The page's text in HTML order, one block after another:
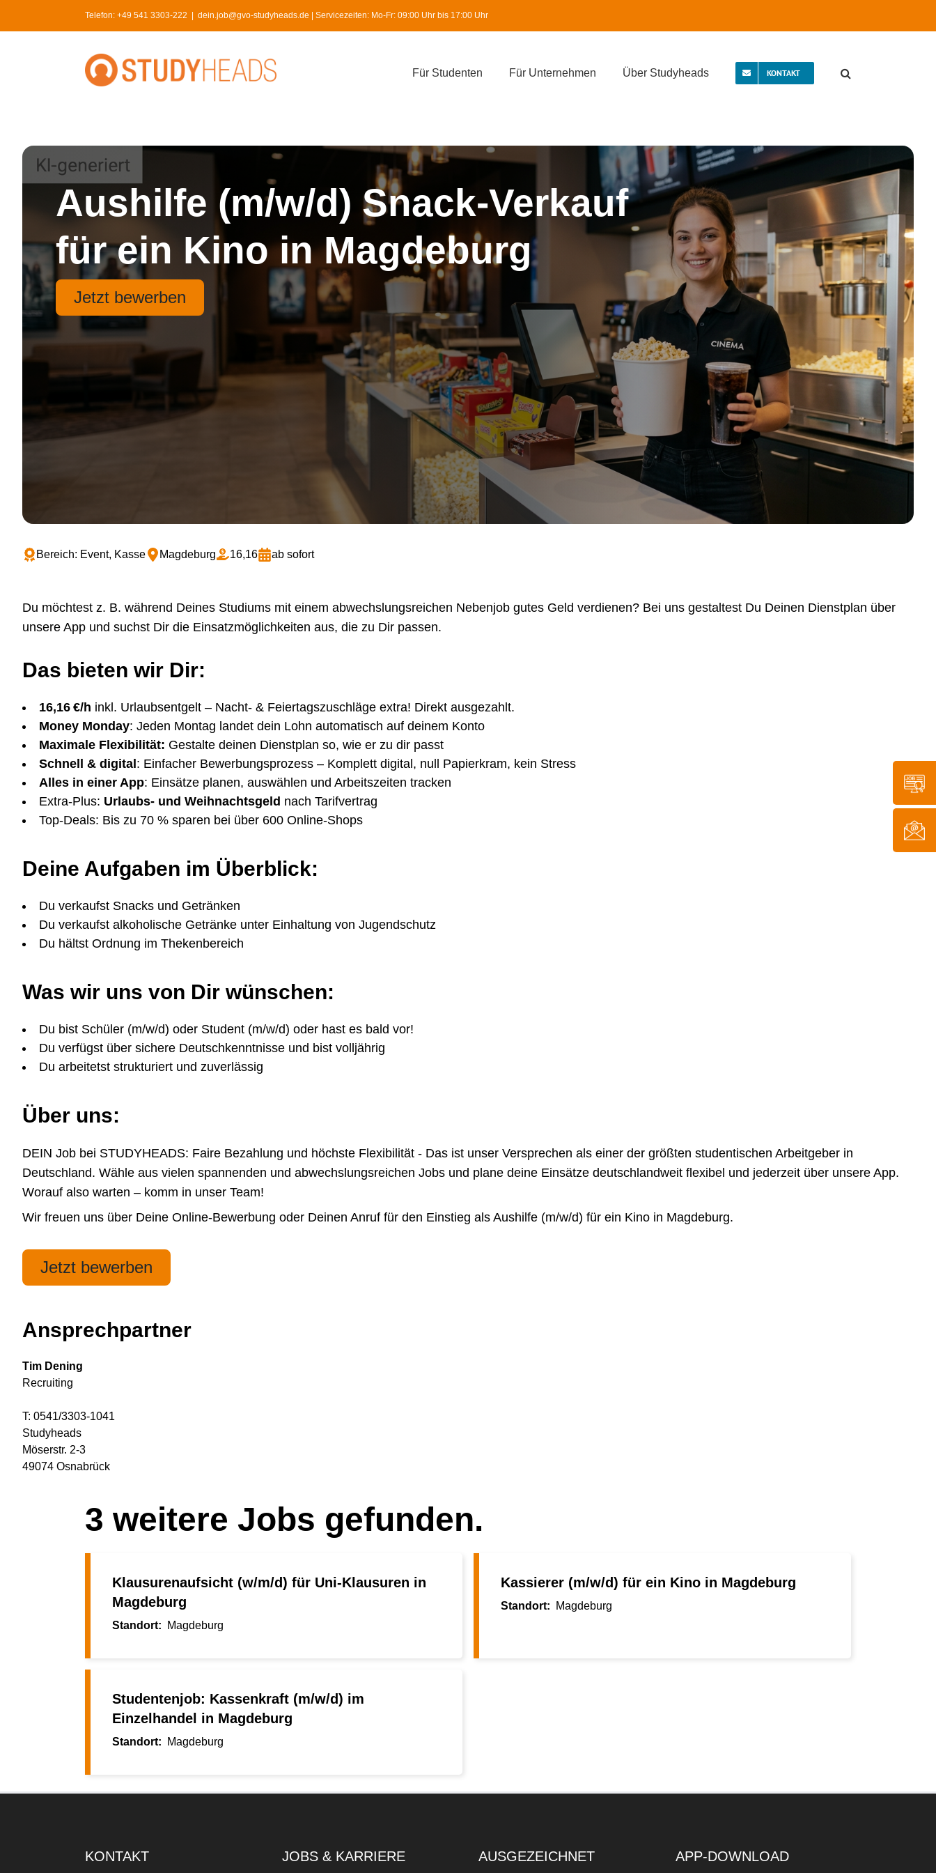
Telefon: +49 541 3303-222 dein.job@gvo-studyheads.de | Servicezeiten: Mo-Fr: 09:00 Uhr bis 17:00 Uhr
Für Studenten Für Unternehmen Über Studyheads KONTAKT
Aushilfe (m/w/d) Snack-Verkauf
für ein Kino in Magdeburg
Jetzt bewerben
Magdeburg
Bereich: Event, Kasse 16,16 ab sofort
Du möchtest z. B. während Deines Studiums mit einem abwechslungsreichen Nebenjob gutes Geld verdienen? Bei uns gestaltest Du Deinen Dienstplan über
unsere App und suchst Dir die Einsatzmöglichkeiten aus, die zu Dir passen.
Das bieten wir Dir:
16,16 €/h inkl. Urlaubsentgelt – Nacht- & Feiertagszuschläge extra! Direkt ausgezahlt.
Money Monday: Jeden Montag landet dein Lohn automatisch auf deinem Konto
Maximale Flexibilität: Gestalte deinen Dienstplan so, wie er zu dir passt
Schnell & digital : Einfacher Bewerbungsprozess – Komplett digital, null Papierkram, kein Stress
Alles in einer App: Einsätze planen, auswählen und Arbeitszeiten tracken
Extra-Plus: Urlaubs- und Weihnachtsgeld nach Tarifvertrag
Top-Deals: Bis zu 70 % sparen bei über 600 Online-Shops
Deine Aufgaben im Überblick:
Du verkaufst Snacks und Getränken
Du verkaufst alkoholische Getränke unter Einhaltung von Jugendschutz
Du hältst Ordnung im Thekenbereich
Was wir uns von Dir wünschen:
Du bist Schüler (m/w/d) oder Student (m/w/d) oder hast es bald vor!
Du verfügst über sichere Deutschkenntnisse und bist volljährig
Du arbeitetst strukturiert und zuverlässig
Über uns:
DEIN Job bei STUDYHEADS: Faire Bezahlung und höchste Flexibilität - Das ist unser Versprechen als einer der größten studentischen Arbeitgeber in
Deutschland. Wähle aus vielen spannenden und abwechslungsreichen Jobs und plane deine Einsätze deutschlandweit flexibel und jederzeit über unsere App.
Worauf also warten – komm in unser Team!
Wir freuen uns über Deine Online-Bewerbung oder Deinen Anruf für den Einstieg als Aushilfe (m/w/d) für ein Kino in Magdeburg.
Jetzt bewerben
Ansprechpartner
Tim Dening
Recruiting
T: 0541/3303-1041
Studyheads
Möserstr. 2-3
49074 Osnabrück
3 weitere Jobs gefunden.
Klausurenaufsicht (w/m/d) für Uni-Klausuren in
Magdeburg
Magdeburg
Kassierer (m/w/d) für ein Kino in Magdeburg
Magdeburg
Studentenjob: Kassenkraft (m/w/d) im
Einzelhandel in Magdeburg
Magdeburg
KONTAKT JOBS & KARRIERE AUSGEZEICHNET APP-DOWNLOAD